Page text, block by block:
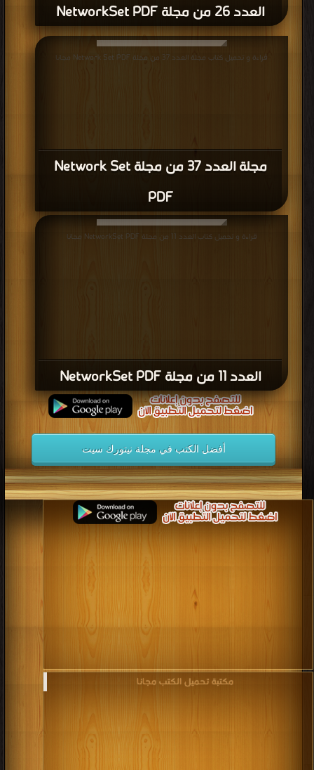
العدد 26 من مجلة NetworkSet PDF
مجلة العدد 37 من مجلة Network Set
PDF
قراءة و تحميل كتاب مجلة العدد 37 من مجلة Network Set PDF مجانا
العدد 11 من مجلة NetworkSet PDF
قراءة و تحميل كتاب العدد 11 من مجلة NetworkSet PDF مجانا
أفضل الكتب في مجلة نيتورك سيت
مكتبة تحميل الكتب مجانا‎